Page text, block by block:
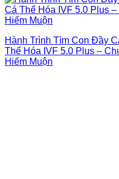
Hành Trình Tìm Con Đầy
Thể Hóa IVF 5.0 Plus –
Hiếm Muộn